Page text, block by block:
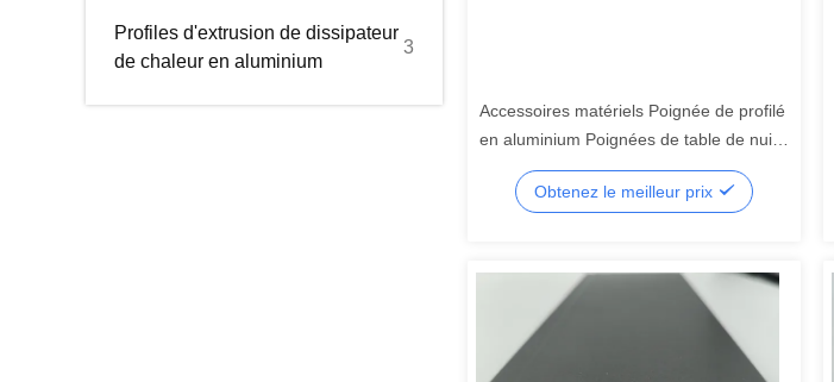
Profiles d'extrusion de dissipateur
de chaleur en aluminium
3
Accessoires matériels Poignée de profilé
en aluminium Poignées de table de nuit
avec boutons ronds
Obtenez le meilleur prix